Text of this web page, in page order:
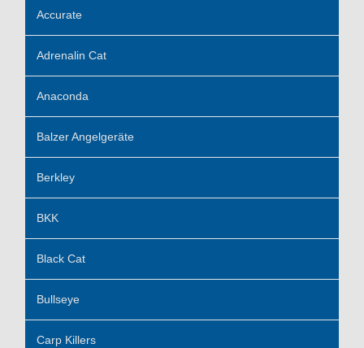
Accurate
Adrenalin Cat
Anaconda
Balzer Angelgeräte
Berkley
BKK
Black Cat
Bullseye
Carp Killers